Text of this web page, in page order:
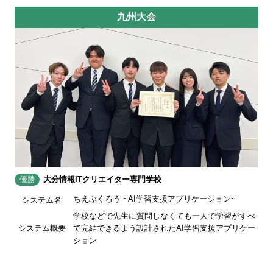
九州大会
優勝 大分情報ITクリエイター専門学校
システム名 ちえぶくろう ~AI学習支援アプリケーション~
システム概要
学校などで先生に質問しなくても一人で学習がすべ
て完結できるよう設計されたAI学習支援アプリケー
ション